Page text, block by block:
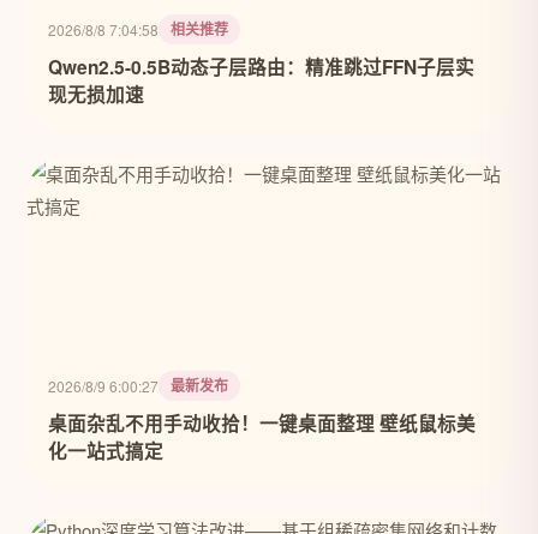
2026/8/8 7:04:58 相关推荐
Qwen2.5-0.5B动态子层路由：精准跳过FFN子层实
现无损加速
2026/8/9 6:00:27 最新发布
桌面杂乱不用手动收拾！一键桌面整理 壁纸鼠标美
化一站式搞定